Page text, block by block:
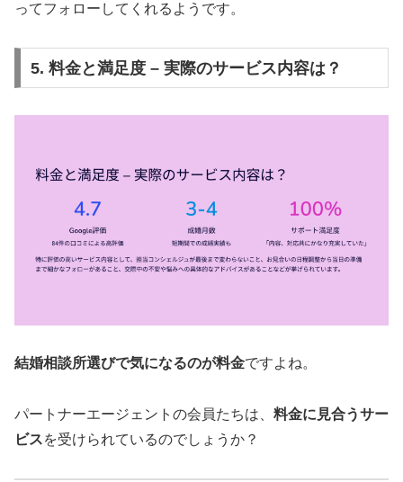
ってフォローしてくれるようです。
5. 料金と満足度 – 実際のサービス内容は？
結婚相談所選びで気になるのが料金ですよね。
パートナーエージェントの会員たちは、 料金に見合うサー
ビスを受けられているのでしょうか？